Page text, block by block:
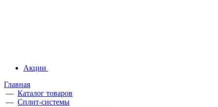
Акции
Главная
— Каталог товаров
— Сплит-системы